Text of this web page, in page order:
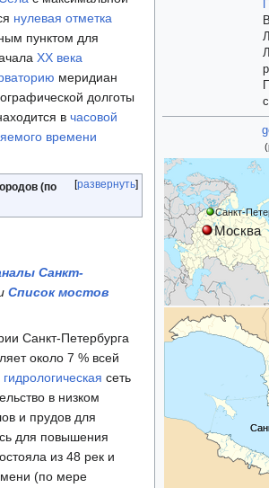
Санкт-
Москва
нулевая отметка
пунктом для
XX века
меридиан
долготы
в часовой
времени
развернуть
(по
Санкт-
Список мостов
Санкт-Петербурга
около 7 % всей
гидрологическая сеть
в низком
и прудов для
для повышения
из 48 рек и
(по мере